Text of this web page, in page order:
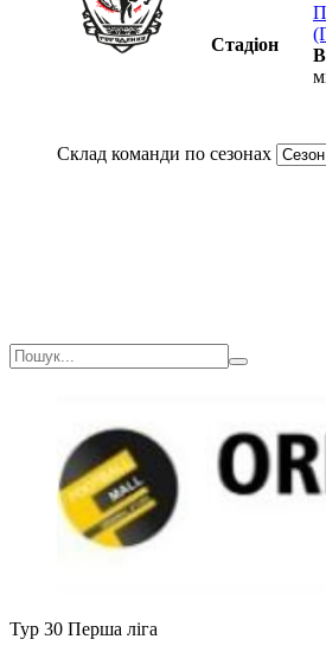
Стадіон
Склад команди по сезонах
Тур 30 Перша ліга